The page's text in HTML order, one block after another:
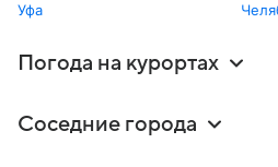
Уфа
Погода на курортах
Соседние города